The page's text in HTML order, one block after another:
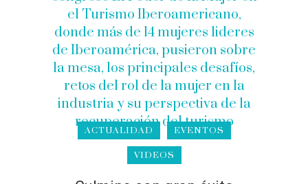
ACTUALIDAD EVENTOS
VIDEOS